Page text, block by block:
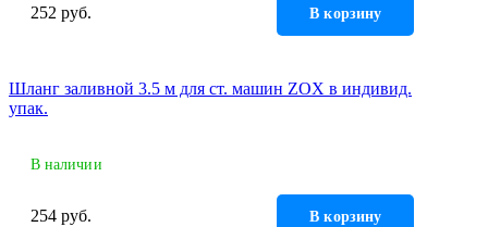
252 руб. В корзину
Шланг заливной 3.5 м для ст. машин ZOX в индивид.
упак.
В наличии
254 руб. В корзину